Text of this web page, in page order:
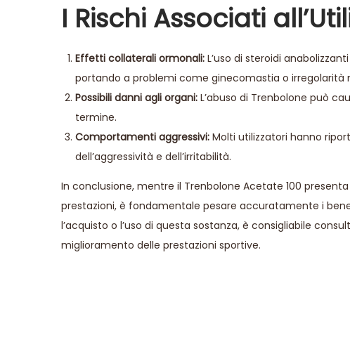
I Rischi Associati
Effetti collaterali ormonali: L’uso di steroidi
portando a problemi come ginecomastia o irregolarità
Possibili danni agli organi: L’abuso di Trenbolone può
termine.
Comportamenti aggressivi: Molti utilizzatori hanno
dell’aggressività e dell’irritabilità.
In conclusione, mentre il Trenbolone Acetate 100
prestazioni, è fondamentale pesare accuratamente i
l’acquisto o l’uso di questa sostanza, è consigliabile
miglioramento delle prestazioni sportive.